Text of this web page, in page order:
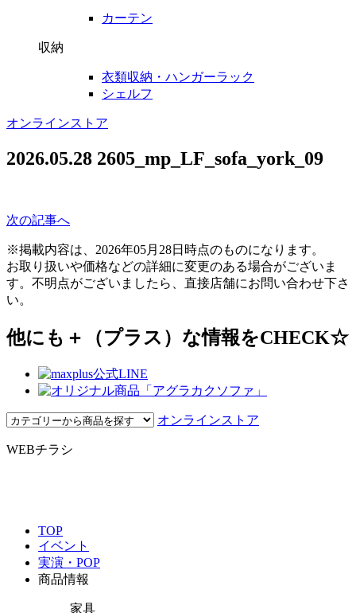
カーテン
収納
衣類収納・ハンガーラック
シェルフ
オンラインストア
2026.05.28 2605_mp_LF_sofa_york_09
次の記事へ
※掲載内容は、2026年05月28日時点のものになります。
お取り扱いや価格などの詳細に変更のある場合がございま
す。不明点がございましたら、直接店舗にお問い合わせ下さ
い。
他にも＋（プラス）な情報をCHECK☆
オンラインストア
WEBチラシ
TOP
イベント
実演・POP
商品情報
家具